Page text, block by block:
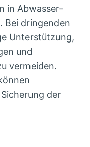
in Abwasser-
Bei dringenden
Unterstützung,
und
vermeiden.
der